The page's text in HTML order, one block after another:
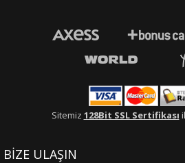
Sitemiz 128Bit SSL Sertifikası
BİZE ULAŞIN